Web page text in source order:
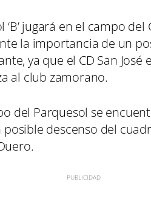
jugará en el campo del
la importancia de un
ya que el CD San José
al club zamorano.
del Parquesol se
descenso del